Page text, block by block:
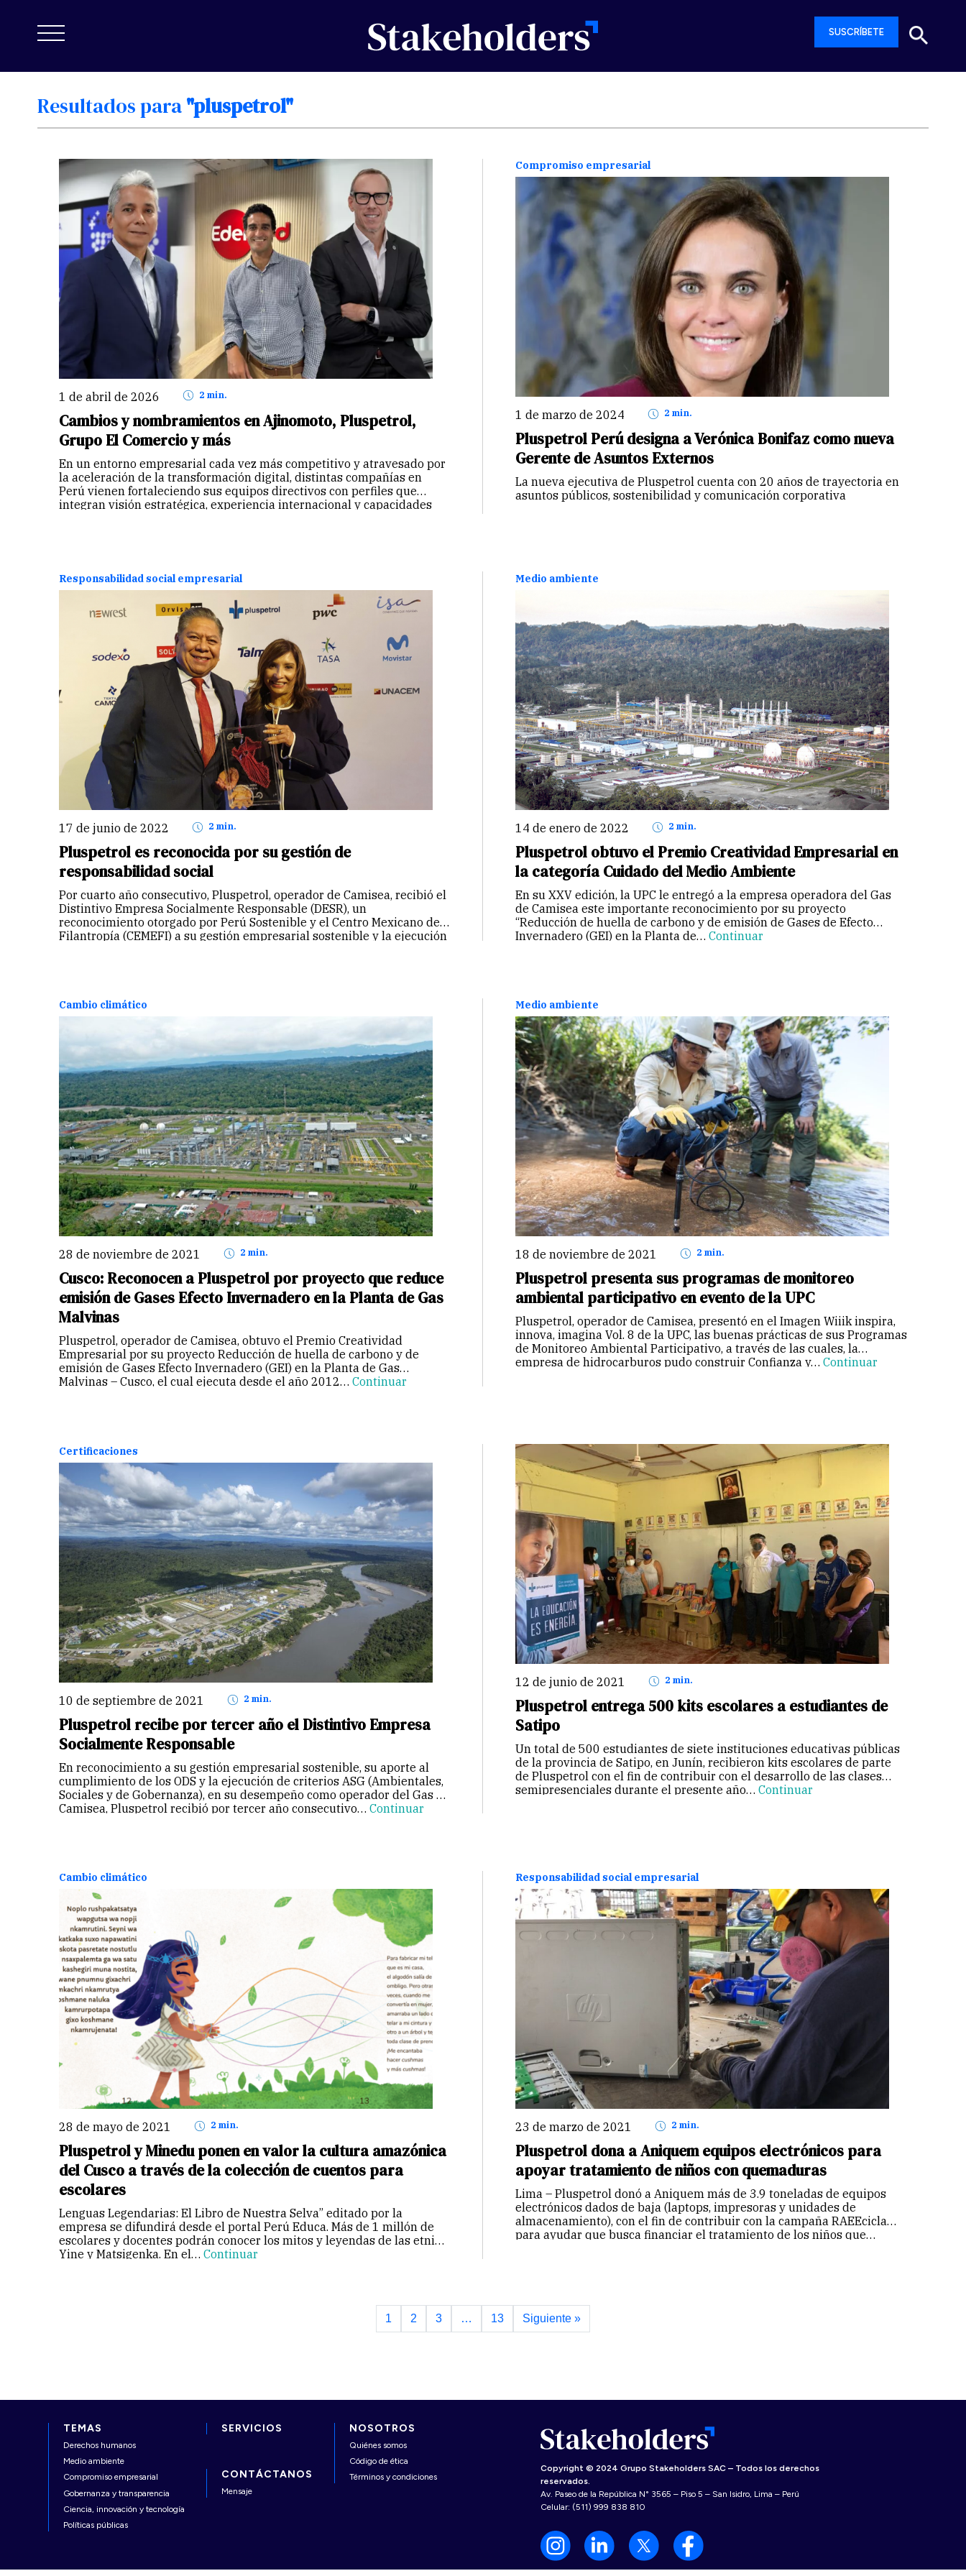
SUSCRÍBETE
Resultadospara"pluspetrol"
1 de abril de 2026 2 min.
Cambios y nombramientos en Ajinomoto, Pluspetrol,
Grupo El Comercio y más
En un entorno empresarial cada vez más competitivo y atravesado por
la aceleración de la transformación digital, distintas compañías en
Perú vienen fortaleciendo sus equipos directivos con perfiles que
integran visión estratégica, experiencia internacional y capacidades
Compromiso empresarial
1 de marzo de 2024 2 min.
Pluspetrol Perú designa a Verónica Bonifaz como nueva
Gerente de Asuntos Externos
La nueva ejecutiva de Pluspetrol cuenta con 20 años de trayectoria en
asuntos públicos, sostenibilidad y comunicación corporativa
Responsabilidad social empresarial
17 de junio de 2022 2 min.
Pluspetrol es reconocida por su gestión de
responsabilidad social
Por cuarto año consecutivo, Pluspetrol, operador de Camisea, recibió el
Distintivo Empresa Socialmente Responsable (DESR), un
reconocimiento otorgado por Perú Sostenible y el Centro Mexicano de
Filantropía (CEMEFI) a su gestión empresarial sostenible y la ejecución
Medio ambiente
14 de enero de 2022 2 min.
Pluspetrol obtuvo el Premio Creatividad Empresarial en
la categoría Cuidado del Medio Ambiente
En su XXV edición, la UPC le entregó a la empresa operadora del Gas
de Camisea este importante reconocimiento por su proyecto
“Reducción de huella de carbono y de emisión de Gases de Efecto
Invernadero (GEI) en la Planta de… Continuar
Cambio climático
28 de noviembre de 2021 2 min.
Cusco: Reconocen a Pluspetrol por proyecto que reduce
emisión de Gases Efecto Invernadero en la Planta de Gas
Malvinas
Pluspetrol, operador de Camisea, obtuvo el Premio Creatividad
Empresarial por su proyecto Reducción de huella de carbono y de
emisión de Gases Efecto Invernadero (GEI) en la Planta de Gas
Malvinas – Cusco, el cual ejecuta desde el año 2012… Continuar
Medio ambiente
18 de noviembre de 2021 2 min.
Pluspetrol presenta sus programas de monitoreo
ambiental participativo en evento de la UPC
Pluspetrol, operador de Camisea, presentó en el Imagen Wiiik inspira,
innova, imagina Vol. 8 de la UPC, las buenas prácticas de sus Programas
de Monitoreo Ambiental Participativo, a través de las cuales, la
empresa de hidrocarburos pudo construir Confianza y… Continuar
Certificaciones
10 de septiembre de 2021 2 min.
Pluspetrol recibe por tercer año el Distintivo Empresa
Socialmente Responsable
En reconocimiento a su gestión empresarial sostenible, su aporte al
cumplimiento de los ODS y la ejecución de criterios ASG (Ambientales,
Sociales y de Gobernanza), en su desempeño como operador del Gas de
Camisea, Pluspetrol recibió por tercer año consecutivo… Continuar
12 de junio de 2021 2 min.
Pluspetrol entrega 500 kits escolares a estudiantes de
Satipo
Un total de 500 estudiantes de siete instituciones educativas públicas
de la provincia de Satipo, en Junín, recibieron kits escolares de parte
de Pluspetrol con el fin de contribuir con el desarrollo de las clases
semipresenciales durante el presente año… Continuar
Cambio climático
28 de mayo de 2021 2 min.
Pluspetrol y Minedu ponen en valor la cultura amazónica
del Cusco a través de la colección de cuentos para
escolares
Lenguas Legendarias: El Libro de Nuestra Selva” editado por la
empresa se difundirá desde el portal Perú Educa. Más de 1 millón de
escolares y docentes podrán conocer los mitos y leyendas de las etnias
Yine y Matsigenka. En el… Continuar
Responsabilidad social empresarial
23 de marzo de 2021 2 min.
Pluspetrol dona a Aniquem equipos electrónicos para
apoyar tratamiento de niños con quemaduras
Lima – Pluspetrol donó a Aniquem más de 3.9 toneladas de equipos
electrónicos dados de baja (laptops, impresoras y unidades de
almacenamiento), con el fin de contribuir con la campaña RAEEcicla
para ayudar que busca financiar el tratamiento de los niños que…
1 2 3 … 13 Siguiente »
TEMAS
Derechos humanos
Medio ambiente
Compromiso empresarial
Gobernanza y transparencia
Ciencia, innovación y tecnología
Políticas públicas
SERVICIOS
CONTÁCTANOS
Mensaje
NOSOTROS
Quiénes somos
Código de ética
Términos y condiciones
Copyright © 2024 Grupo Stakeholders SAC – Todos los derechos
reservados.
Av. Paseo de la República N° 3565 – Piso 5 – San Isidro, Lima – Perú
Celular: (511) 999 838 810